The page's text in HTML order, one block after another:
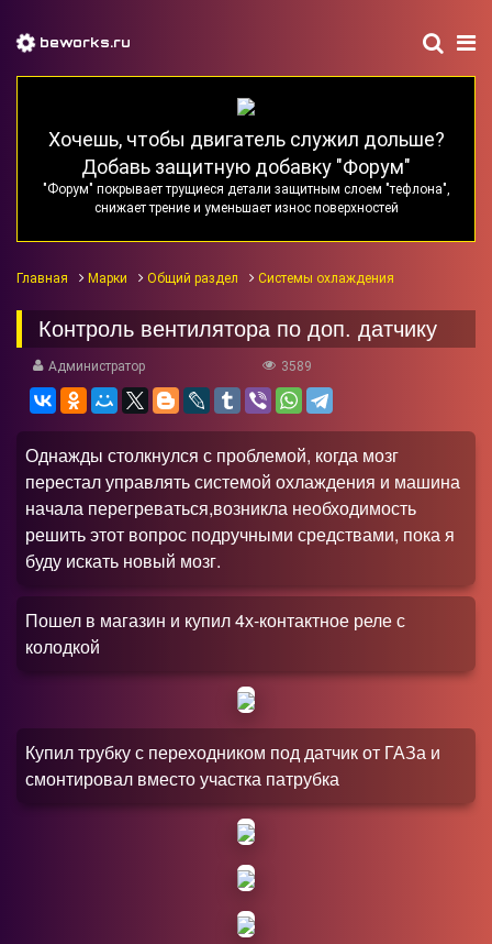
beworks.ru
Хочешь, чтобы двигатель служил дольше?
Добавь защитную добавку "Форум"
"Форум" покрывает трущиеся детали защитным слоем "тефлона",
снижает трение и уменьшает износ поверхностей
Главная Марки Общий раздел Системы охлаждения
Контроль вентилятора по доп. датчику
Администратор 3589
Однажды столкнулся с проблемой, когда мозг
перестал управлять системой охлаждения и машина
начала перегреваться,возникла необходимость
решить этот вопрос подручными средствами, пока я
буду искать новый мозг.
Пошел в магазин и купил 4х-контактное реле с
колодкой
Купил трубку с переходником под датчик от ГАЗа и
смонтировал вместо участка патрубка